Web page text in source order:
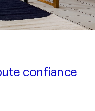
confiance